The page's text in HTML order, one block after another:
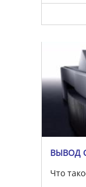
ВЫВОД
Что